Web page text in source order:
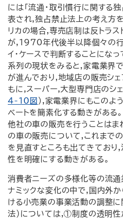
には「流通・取引慣行に関する
表され,独占禁止法上の考え方
リカの場合,専売店制は反トラ
が,1970年代後半以降個々の行
イ・ケースで判断することにな
系列の現状をみると,家電業界
が進んでおり,地域店の販売シ
もに,スーパー,大型専門店のシ
4-10図 ),家電業界にもこのよ
ベートを簡素化する動きがある
他社の車の販売を行うことは
の車の販売について,これまで
を見直すところも出てきており,
性を明確にする動きがある。
消費者ニーズの多様化等の流通
ナミックな変化の中で,国内外
ける小売業の事業活動の調整
法)については,①制度の透明性